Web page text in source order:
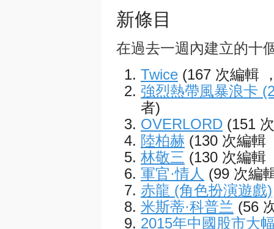
新條目
在過去一週內建立的十
Twice (167 次編輯
強烈熱帶風暴浪卡
者)
OVERLORD (151
陸柏赫 (130 次編輯
林敬三 (130 次編輯
軍官·情人 (99 次編
赤龍 (角色扮演遊戲)
米斯蒂·科普兰 (56
2015年中國股市大